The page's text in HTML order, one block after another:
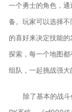
一个勇士的角色，
备。玩家可以选择
的喜好来决定技能
探索，每一个地图
组队，一起挑战强大
除了基本的战